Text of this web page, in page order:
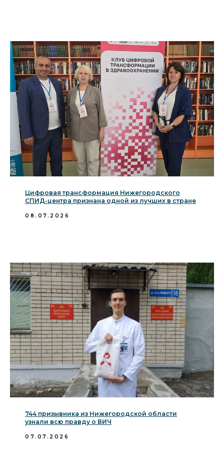
Цифровая трансформация Нижегородского
СПИД-центра признана одной из лучших в стране
08.07.2026
744 призывника из Нижегородской области
узнали всю правду о ВИЧ
07.07.2026